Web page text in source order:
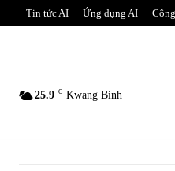
Tin tức AI Ứng dụng AI
25.9 C Kwang Binh